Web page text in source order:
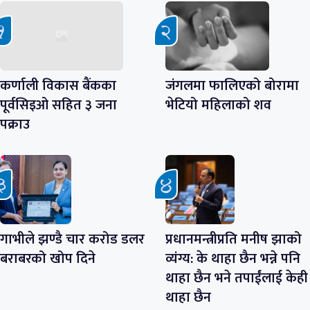
कर्णाली विकास बैंकका
पूर्वसिइओ सहित ३ जना
पक्राउ
जंगलमा फालिएको बोरामा
भेटियो महिलाको शव
गाभीले झण्डै चार करोड डलर
बराबरको खोप दिने
प्रधानमन्त्रीप्रति मनीष झाको
व्यंग्य: के थाहा छैन भन्ने पनि
थाहा छैन भने तपाईंलाई केही
थाहा छैन